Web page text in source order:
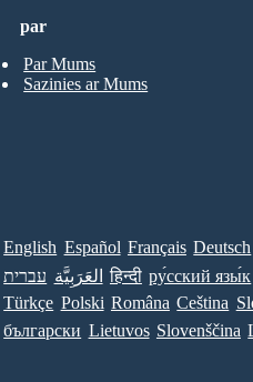
par
Par Mums
Sazinies ar Mums
English Español Français Deutsch
עברית العَرَبِيَّة हिन्दी ру́сский язы́к
Türkçe Polski Româna Ceština
български Lietuvos Slovenščina